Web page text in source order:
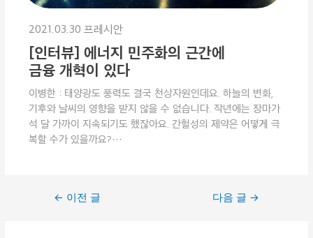
2021.03.30 프레시안
[인터뷰] 에너지 민주화의 근간에
금융 개혁이 있다
이병한 : 태양광도 풍력도 결국 천상자원인데요. 하늘의 변화,
기후와 날씨의 영향을 받지 않을 수 없습니다. 작년에는 장마가
석 달 가까이 지속되기도 했잖아요. 간헐성의 제약은 어떻게 극
복할 수가 있을까요?···
← 이전 글 다음 글 →